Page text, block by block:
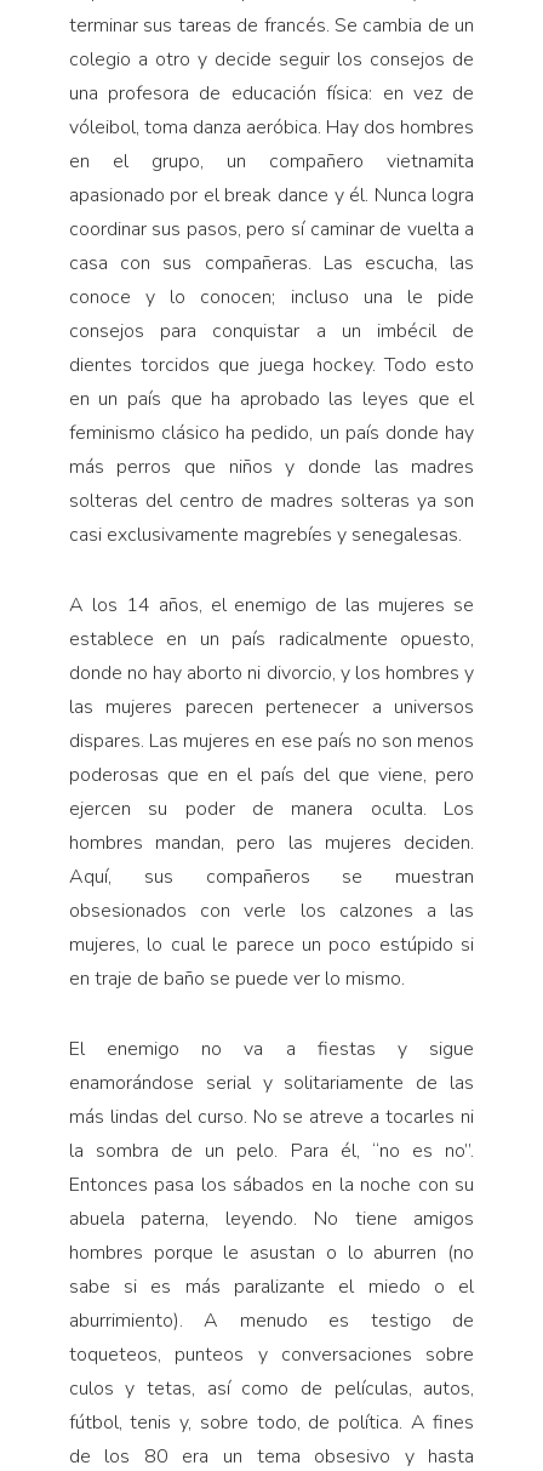
terminar sus tareas de francés. Se cambia de un
colegio a otro y decide seguir los consejos de
una profesora de educación física: en vez de
vóleibol, toma danza aeróbica. Hay dos hombres
en el grupo, un compañero vietnamita
apasionado por el break dance y él. Nunca logra
coordinar sus pasos, pero sí caminar de vuelta a
casa con sus compañeras. Las escucha, las
conoce y lo conocen; incluso una le pide
consejos para conquistar a un imbécil de
dientes torcidos que juega hockey. Todo esto
en un país que ha aprobado las leyes que el
feminismo clásico ha pedido, un país donde hay
más perros que niños y donde las madres
solteras del centro de madres solteras ya son
casi exclusivamente magrebíes y senegalesas.
A los 14 años, el enemigo de las mujeres se
establece en un país radicalmente opuesto,
donde no hay aborto ni divorcio, y los hombres y
las mujeres parecen pertenecer a universos
dispares. Las mujeres en ese país no son menos
poderosas que en el país del que viene, pero
ejercen su poder de manera oculta. Los
hombres mandan, pero las mujeres deciden.
Aquí, sus compañeros se muestran
obsesionados con verle los calzones a las
mujeres, lo cual le parece un poco estúpido si
en traje de baño se puede ver lo mismo.
El enemigo no va a fiestas y sigue
enamorándose serial y solitariamente de las
más lindas del curso. No se atreve a tocarles ni
la sombra de un pelo. Para él, “no es no”.
Entonces pasa los sábados en la noche con su
abuela paterna, leyendo. No tiene amigos
hombres porque le asustan o lo aburren (no
sabe si es más paralizante el miedo o el
aburrimiento). A menudo es testigo de
toqueteos, punteos y conversaciones sobre
culos y tetas, así como de películas, autos,
fútbol, tenis y, sobre todo, de política. A fines
de los 80 era un tema obsesivo y hasta